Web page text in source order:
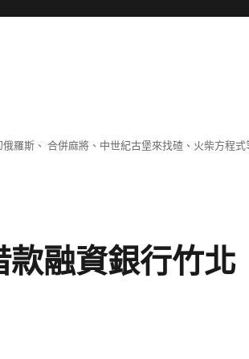
羅斯、 合併麻將、中世紀古堡來找碴、火柴方程式
融資銀行竹北